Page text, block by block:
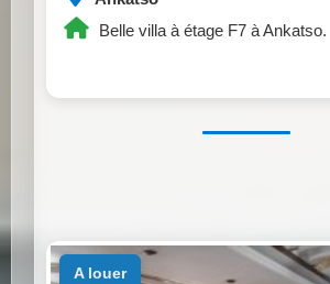
Belle villa à étage F7 à Ankatso.
a louer